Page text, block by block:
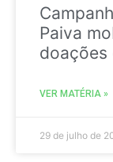
Paiva
doações
VER MATÉRIA »
29 de julho de